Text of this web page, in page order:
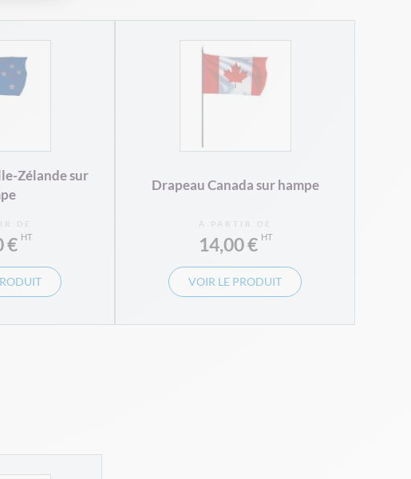
Zélande sur
DE
€
Drapeau Canada sur hampe
À PARTIR DE
14,00 €
VOIR LE PRODUIT